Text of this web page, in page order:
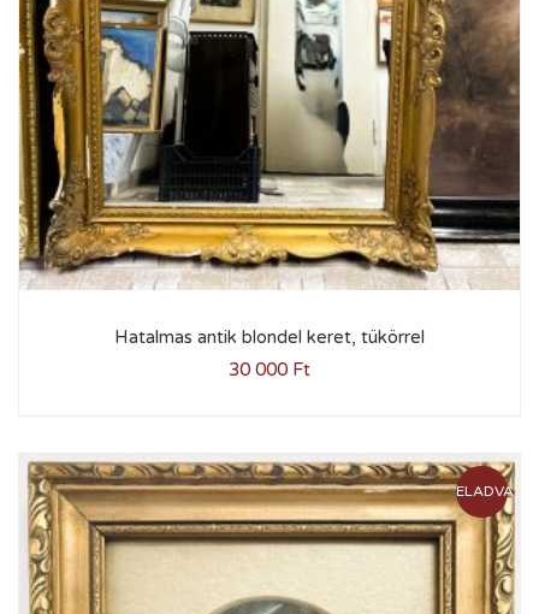
Hatalmas antik blondel keret, tükörrel
30 000 Ft
ELADVA